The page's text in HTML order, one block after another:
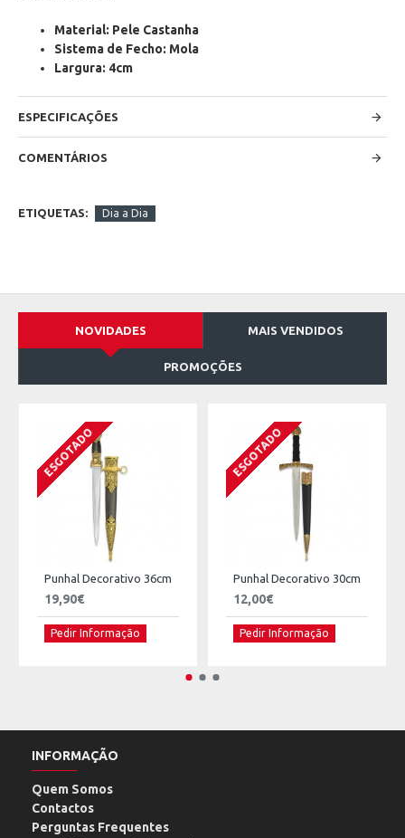
Material: Pele Castanha
Sistema de Fecho: Mola
Largura: 4cm
ESPECIFICAÇÕES
COMENTÁRIOS
ETIQUETAS: Dia a Dia
NOVIDADES MAIS VENDIDOS
PROMOÇÕES
ESGOTADO
Punhal Decorativo 36cm
19,90€
Pedir Informação
ESGOTADO
Punhal Decorativo 30cm
12,00€
Pedir Informação
INFORMAÇÃO
Quem Somos
Contactos
Perguntas Frequentes